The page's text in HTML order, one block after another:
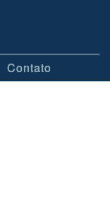
Contato